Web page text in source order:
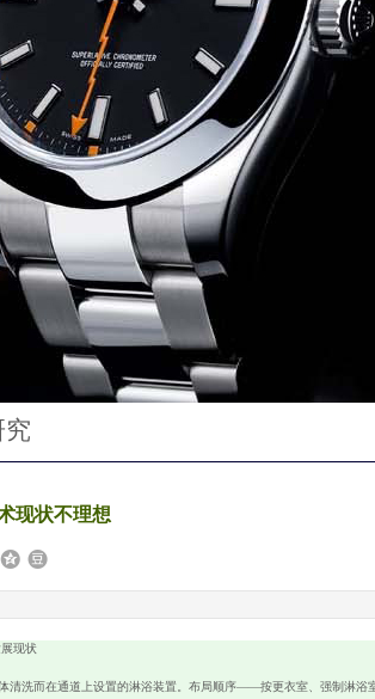
现状不理想
现状
洗而在通道上设置的淋浴装置。布局顺序——按更衣室、强制淋浴